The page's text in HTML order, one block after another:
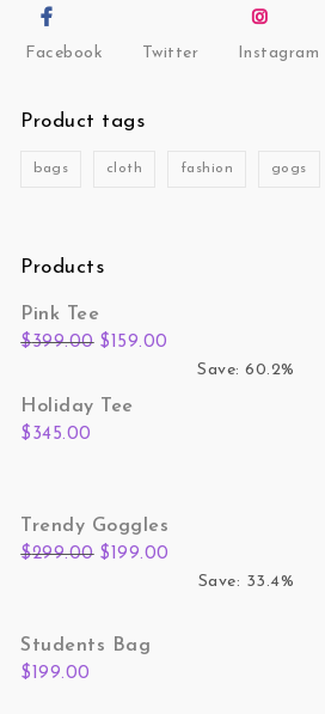
Facebook Twitter Instagram
Product tags
bags cloth fashion gogs
Products
Pink Tee
$399.00 Original price was: $399.00.
$ 159.00
Save: 60.2%
Holiday Tee
$ 345.00
Trendy Goggles
$299.00 Original price was: $299.00.
$ 199.00
Save: 33.4%
Students Bag
$ 199.00